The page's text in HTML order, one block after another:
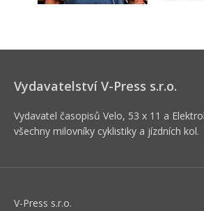
Vydavatelství V-Press s.r.o.
Vydavatel časopisů Velo, 53 x 11 a
všechny milovníky cyklistiky a jízdních kol.
V-Press s.r.o.